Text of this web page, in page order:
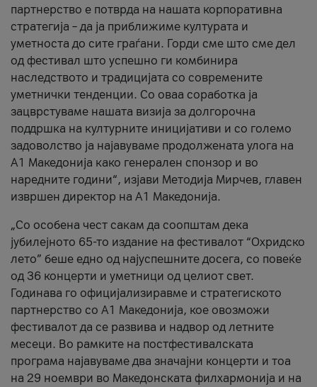
партнерство е потврда на нашата корпоративна
стратегија – да ја приближиме културата и
уметноста до сите граѓани. Горди сме што сме дел
од фестивал што успешно ги комбинира
наследството и традицијата со современите
уметнички тенденции. Со оваа соработка ја
зацврстуваме нашата визија за долгорочна
поддршка на културните иницијативи и со големо
задоволство ја најавуваме продолжената улога на
A1 Македонија како генерален спонзор и во
наредните години“, изјави Методија Мирчев, главен
извршен директор на A1 Македонија.
„Со особена чест сакам да соопштам дека
јубилејното 65-то издание на фестивалот “Охридско
лето” беше едно од најуспешните досега, со повеќе
од 36 концерти и уметници од целиот свет.
Годинава го официјализиравме и стратегиското
партнерство со А1 Македонија, кое овозможи
фестивалот да се развива и надвор од летните
месеци. Во рамките на постфестивалската
програма најавуваме два значајни концерти и тоа
на 29 ноември во Македонската филхармонија и на